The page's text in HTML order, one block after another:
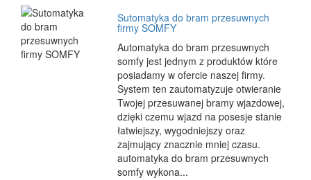
Sutomatyka do bram przesuwnych
firmy SOMFY
Automatyka do bram przesuwnych
somfy jest jednym z produktów które
posiadamy w ofercie naszej firmy.
System ten zautomatyzuje otwieranie
Twojej przesuwanej bramy wjazdowej,
dzięki czemu wjazd na posesje stanie
łatwiejszy, wygodniejszy oraz
zajmujący znacznie mniej czasu.
automatyka do bram przesuwnych
somfy wykona...